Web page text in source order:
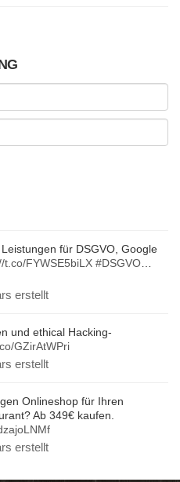
für DSGVO, Google
t.co/FYWSE5biLX #DSGVO
erstellt
und ethical Hacking-
GZirAtWPri
erstellt
Onlineshop für Ihren
Ab 349€ kaufen.
erstellt